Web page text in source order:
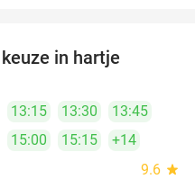
in hartje
13:15 13:30
13:45
15:00 15:15
+14
9.6 star